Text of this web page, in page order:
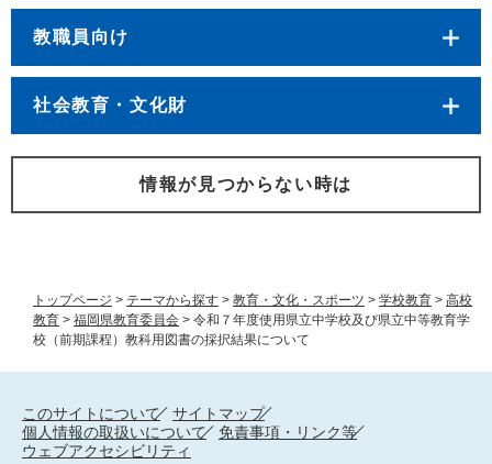
トップページ > テーマから探す > 教育・文化・スポーツ > 学校教育 > 高校
教育 > 福岡県教育委員会 > 令和７年度使用県立中学校及び県立中等教育学
校（前期課程）教科用図書の採択結果について
教職員向け
社会教育・文化財
情報が見つからない時は
このサイトについて
サイトマップ
個人情報の取扱いについて
免責事項・リンク等
ウェブアクセシビリティ